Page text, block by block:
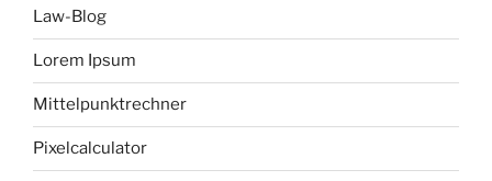
Law-Blog
Lorem Ipsum
Mittelpunktrechner
Pixelcalculator